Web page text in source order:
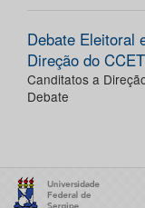
Debate Eleitoral
Direção do CCET
Canditatos a
Debate